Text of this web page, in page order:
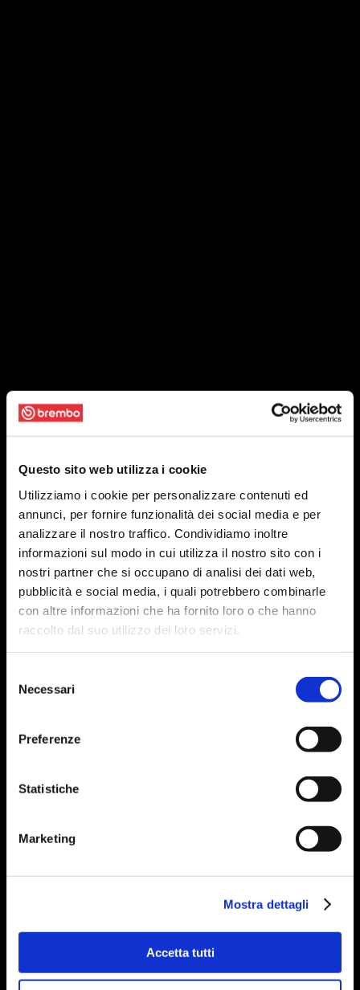
Questo sito web utilizza i cookie
Utilizziamo i cookie per personalizzare contenuti ed
annunci, per fornire funzionalità dei social media e per
analizzare il nostro traffico. Condividiamo inoltre
informazioni sul modo in cui utilizza il nostro sito con i
nostri partner che si occupano di analisi dei dati web,
pubblicità e social media, i quali potrebbero combinarle
con altre informazioni che ha fornito loro o che hanno
raccolto dal suo utilizzo dei loro servizi.
delNecessari
Preferenze
Statistiche
Marketing
Mostra dettagli
Accetta tutti